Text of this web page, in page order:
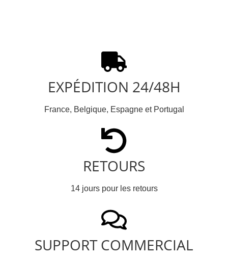
EXPÉDITION 24/48H
France, Belgique, Espagne et Portugal
RETOURS
14 jours pour les retours
SUPPORT COMMERCIAL